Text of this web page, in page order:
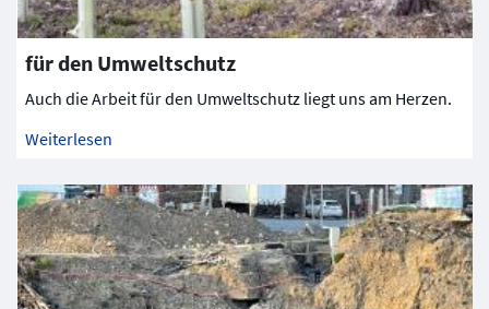
für den Umweltschutz
Auch die Arbeit für den Umweltschutz liegt uns am Herzen.
Weiterlesen